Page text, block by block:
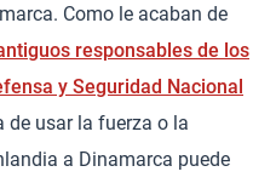
Como le acaban de
responsables de los
y Seguridad Nacional
de usar la fuerza o la
a Dinamarca puede